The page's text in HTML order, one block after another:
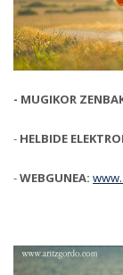
- MUGIKOR
- HELBIDE
-WEBGUNEA: